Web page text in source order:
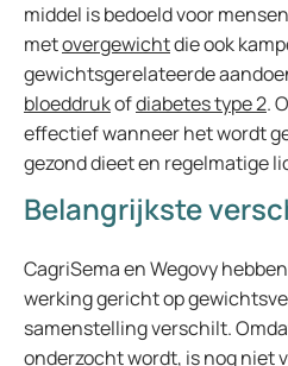
middel is bedoeld voor
metovergewichtdie ook
gewichtsgerelateerde
bloeddrukofdiabetes type 2.
effectief wanneer het wordt
gezond dieet en regelmatige
Belangrijkste
CagriSema en Wegovy
werking gericht op
samenstelling verschilt.
onderzocht wordt, is nog niet